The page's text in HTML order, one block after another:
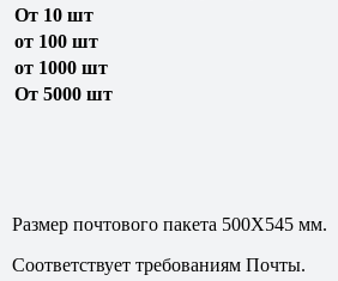
От 10 шт
от 100 шт
от 1000 шт
От 5000 шт
Размер почтового пакета 500Х545 мм.
Соответствует требованиям Почты.